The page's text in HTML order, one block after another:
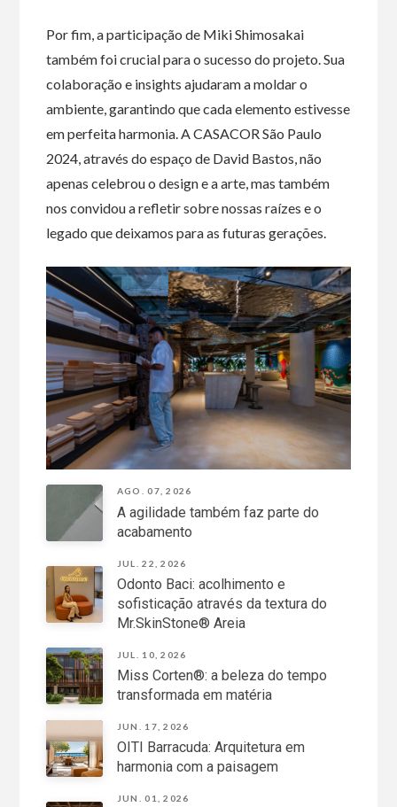
Por fim, a participação de Miki Shimosakai
também foi crucial para o sucesso do projeto. Sua
colaboração e insights ajudaram a moldar o
ambiente, garantindo que cada elemento estivesse
em perfeita harmonia. A CASACOR São Paulo
2024, através do espaço de David Bastos, não
apenas celebrou o design e a arte, mas também
nos convidou a refletir sobre nossas raízes e o
legado que deixamos para as futuras gerações.
AGO. 07, 2026
A agilidade também faz parte do
acabamento
JUL. 22, 2026
Odonto Baci: acolhimento e
sofisticação através da textura do
Mr.SkinStone® Areia
JUL. 10, 2026
Miss Corten®: a beleza do tempo
transformada em matéria
JUN. 17, 2026
OITI Barracuda: Arquitetura em
harmonia com a paisagem
JUN. 01, 2026